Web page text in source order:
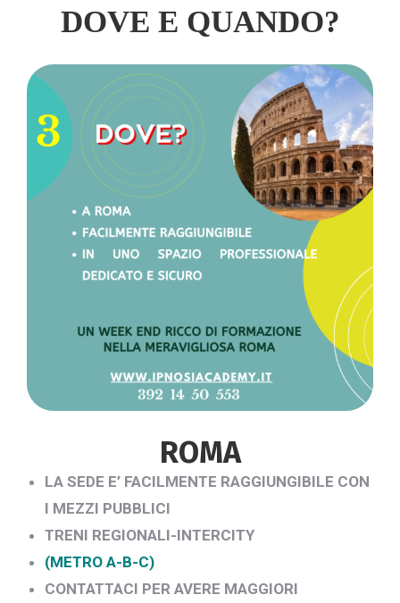
DOVE E QUANDO?
ROMA
LA SEDE E’ FACILMENTE RAGGIUNGIBILE CON
I MEZZI PUBBLICI
TRENI REGIONALI-INTERCITY
(METRO A-B-C)
CONTATTACI PER AVERE MAGGIORI